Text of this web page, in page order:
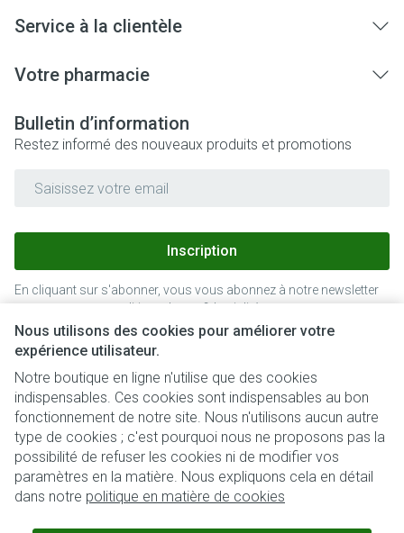
Nous utilisons des cookies pour améliorer votre
expérience utilisateur.
Notre boutique en ligne n'utilise que des cookies
indispensables. Ces cookies sont indispensables au bon
fonctionnement de notre site. Nous n'utilisons aucun autre
type de cookies ; c'est pourquoi nous ne proposons pas la
possibilité de refuser les cookies ni de modifier vos
paramètres en la matière. Nous expliquons cela en détail
dans notre politique en matière de cookies
Service à la clientèle
Votre pharmacie
Bulletin d’information
Restez informé des nouveaux produits et promotions
Inscription
En cliquant sur s'abonner, vous vous abonnez à notre newsletter
et acceptez notrepolitique de confidentialité.
Liens légaux